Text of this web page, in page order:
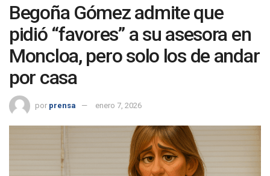
Begoña Gómez admite que
pidió “favores” a su asesora en
Moncloa, pero solo los de andar
por casa
por prensa enero 7, 2026